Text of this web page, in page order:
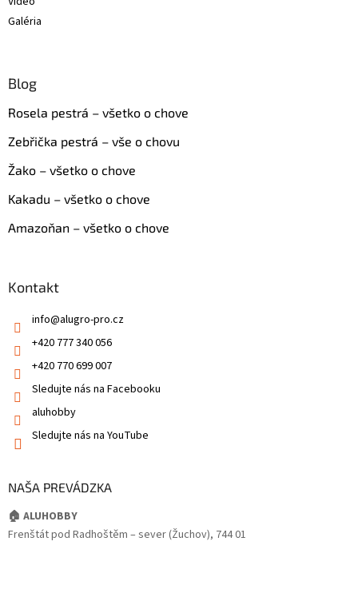
Galéria
Blog
Rosela pestrá – všetko o chove
Zebřička pestrá – vše o chovu
Žako – všetko o chove
Kakadu – všetko o chove
Amazoňan – všetko o chove
Kontakt
info@alugro-pro.cz
+420 777 340 056
+420 770 699 007
Sledujte nás na Facebooku
aluhobby
Sledujte nás na YouTube
NAŠA PREVÁDZKA
🏠 ALUHOBBY
Frenštát pod Radhoštěm – sever (Žuchov), 744 01